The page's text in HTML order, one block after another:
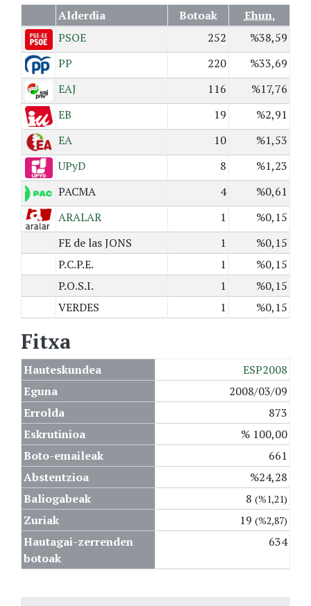
Alderdia Botoak
Ehun.
PSOE
252
%38,59
PP
220
%33,69
EAJ
116
%17,76
EB
19
%2,91
EA
10
%1,53
UPyD
8
%1,23
PACMA
4
%0,61
ARALAR
1
%0,15
FE de las JONS
1
%0,15
P.C.P.E.
1
%0,15
P.O.S.I.
1
%0,15
VERDES
1 %0,15
Fitxa
Hauteskundea
ESP2008
Eguna
2008/03/09
Errolda
873
Eskrutinioa
% 100,00
Boto-emaileak
661
Abstentzioa
%24,28
Baliogabeak
8 (%1,21)
Zuriak 19 (%2,87)
Hautagai-zerrenden
botoak
634